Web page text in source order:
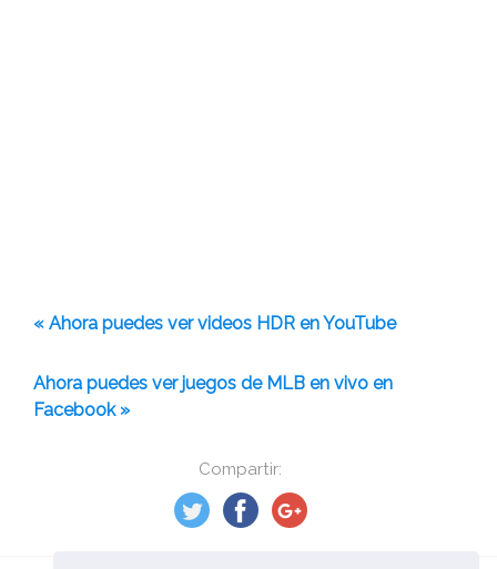
Compartir:
« Ahora puedes ver videos HDR en YouTube
Ahora puedes ver juegos de MLB en vivo en
Facebook »